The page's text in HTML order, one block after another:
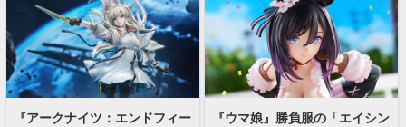
『アークナイツ：エンドフィー 『ウマ娘』勝負服の「エイシン